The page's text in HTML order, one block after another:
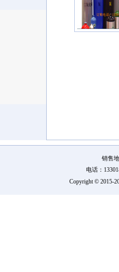
销售
电话：
Copyright © 2015-